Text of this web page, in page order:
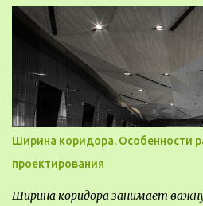
универсальные тематические
передвижные стационарные
павильонов - показ экспозиции, с
пропаганды, рекламы, внедрения
опытом, привлечения внимания и
Ширина коридора. Особенности
проектирования
Ширина коридора занимает